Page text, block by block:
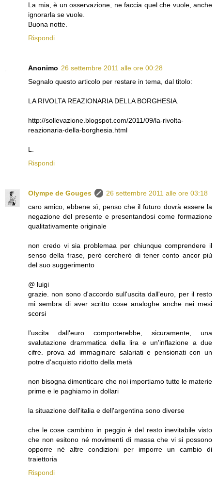
La mia, è un osservazione, ne faccia quel che vuole, anche
ignorarla se vuole.
Buona notte.
Rispondi
Anonimo 26 settembre 2011 alle ore 00:28
Segnalo questo articolo per restare in tema, dal titolo:
LA RIVOLTA REAZIONARIA DELLA BORGHESIA.
http://sollevazione.blogspot.com/2011/09/la-rivolta-
reazionaria-della-borghesia.html
L.
Rispondi
Olympe de Gouges
26 settembre 2011 alle ore 03:18
caro amico, ebbene sì, penso che il futuro dovrà essere la
negazione del presente e presentandosi come formazione
qualitativamente originale
non credo vi sia problemaa per chiunque comprendere il
senso della frase, però cercherò di tener conto ancor più
del suo suggerimento
@ luigi
grazie. non sono d'accordo sull'uscita dall'euro, per il resto
mi sembra di aver scritto cose analoghe anche nei mesi
scorsi
l'uscita dall'euro comporterebbe, sicuramente, una
svalutazione drammatica della lira e un'inflazione a due
cifre. prova ad immaginare salariati e pensionati con un
potre d'acquisto ridotto della metà
non bisogna dimenticare che noi importiamo tutte le materie
prime e le paghiamo in dollari
la situazione dell'italia e dell'argentina sono diverse
che le cose cambino in peggio è del resto inevitabile visto
che non esitono né movimenti di massa che vi si possono
opporre né altre condizioni per imporre un cambio di
traiettoria
Rispondi